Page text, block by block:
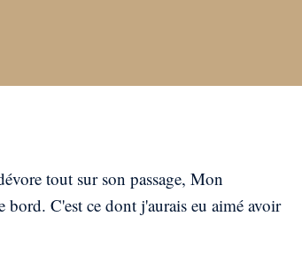
tout sur son passage, Mon
C'est ce dont j'aurais eu aimé avoir